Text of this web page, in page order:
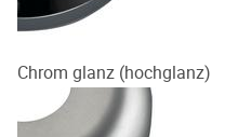
Chrom glanz (hochglanz)